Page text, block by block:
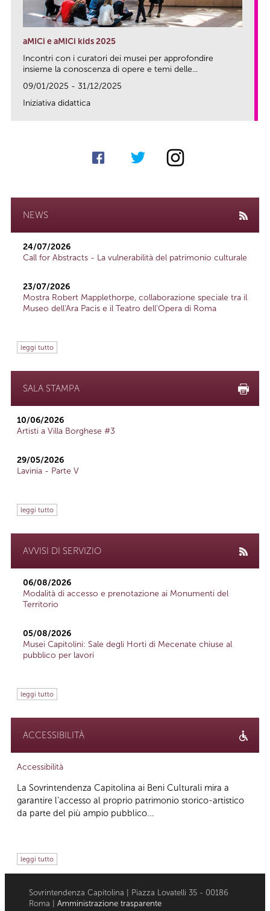
aMICi e aMICi kids 2025
Incontri con i curatori dei musei per approfondire
insieme la conoscenza di opere e temi delle...
09/01/2025 - 31/12/2025
Iniziativa didattica
NEWS
24/07/2026
Call for Abstracts - La vulnerabilità del patrimonio culturale
23/07/2026
Mostra Robert Mapplethorpe, collaborazione speciale tra il
Museo dell'Ara Pacis e il Teatro dell'Opera di Roma
leggi tutto
SALA STAMPA
10/06/2026
Artisti a Villa Borghese #3
29/05/2026
Lavinia - Parte V
leggi tutto
AVVISI DI SERVIZIO
06/08/2026
Modalità di accesso e prenotazione ai Monumenti del
Territorio
05/08/2026
Musei Capitolini: Sale degli Horti di Mecenate chiuse al
pubblico per lavori
leggi tutto
ACCESSIBILITÀ
Accessibilità
La Sovrintendenza Capitolina ai Beni Culturali mira a
garantire l’accesso al proprio patrimonio storico-artistico
da parte del più ampio pubblico...
leggi tutto
Sovrintendenza Capitolina | Piazza Lovatelli 35 - 00186
Roma | Amministrazione trasparente